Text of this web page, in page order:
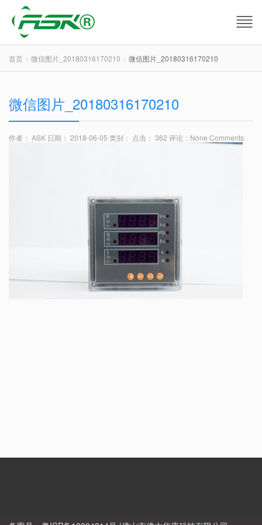
首页 微信图片_20180316170210 微信图片_20180316170210
微信图片_20180316170210
作者： ASK 日期： 2018-06-05 类别： 点击： 362 评论： None Comments